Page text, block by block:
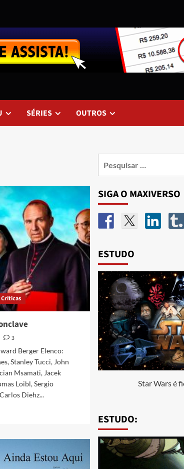
SÉRIES OUTROS
Críticas
3
Berger Elenco:
Stanley Tucci, John
Msamati, Jacek
Loibl, Sergio
Diehz...
SIGA O MAXIVERSO
ESTUDO
Star Wars é
ESTUDO: